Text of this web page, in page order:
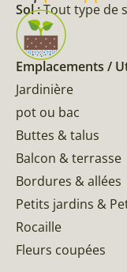
Sol :Tout type de
Emplacements /
Jardinière
pot ou bac
Buttes & talus
Balcon & terrasse
Bordures & allées
Petits jardins &
Rocaille
Fleurs coupées